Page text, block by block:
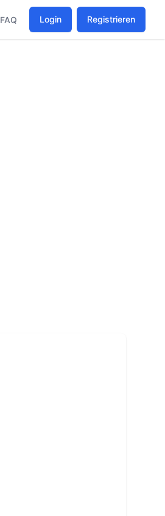
FAQ Login Registrieren